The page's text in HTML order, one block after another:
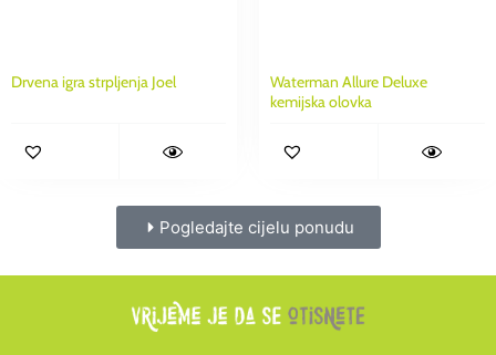
Drvena igra strpljenja Joel
Waterman Allure Deluxe
kemijska olovka
Pogledajte cijelu ponudu